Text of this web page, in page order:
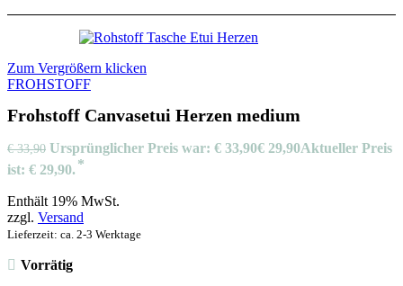
Zum Vergrößern klicken
FROHSTOFF
Frohstoff Canvasetui Herzen medium
€33,90 Ursprünglicher Preis war: € 33,90€ 29,90Aktueller Preis
ist: € 29,90.
Enthält 19% MwSt.
zzgl. Versand
Lieferzeit: ca. 2-3 Werktage
Vorrätig